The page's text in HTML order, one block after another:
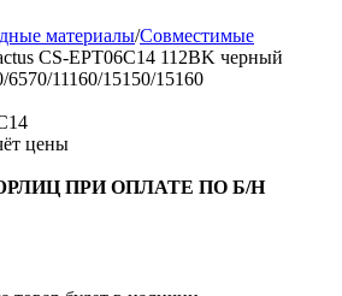
материалы/Совместимые
CS-EPT06C14 112BK черный
11160/15150/15160
цены
ПРИ ОПЛАТЕ ПО Б/Н